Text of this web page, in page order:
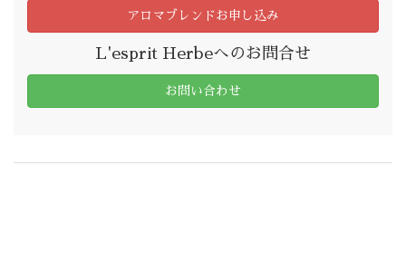
アロマブレンドお申し込み
L'esprit Herbeへのお問合せ
お問い合わせ